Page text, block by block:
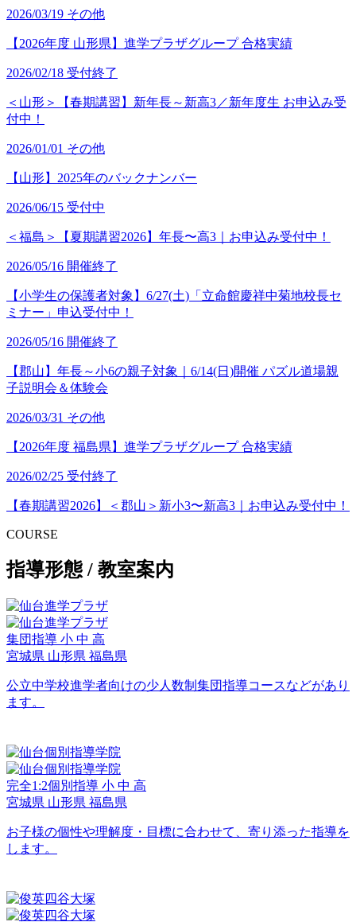
2026/03/19 その他
【2026年度 山形県】進学プラザグループ 合格実績
2026/02/18 受付終了
＜山形＞【春期講習】新年長～新高3／新年度生 お申込み受
付中！
2026/01/01 その他
【山形】2025年のバックナンバー
2026/06/15 受付中
＜福島＞【夏期講習2026】年長〜高3｜お申込み受付中！
2026/05/16 開催終了
【小学生の保護者対象】6/27(土)「立命館慶祥中菊地校長セ
ミナー」申込受付中！
2026/05/16 開催終了
【郡山】年長～小6の親子対象｜6/14(日)開催 パズル道場親
子説明会＆体験会
2026/03/31 その他
【2026年度 福島県】進学プラザグループ 合格実績
2026/02/25 受付終了
【春期講習2026】＜郡山＞新小3〜新高3｜お申込み受付中！
COURSE
指導形態 / 教室案内
集団指導 小 中 高
宮城県 山形県 福島県
公立中学校進学者向けの少人数制集団指導コースなどがあり
ます。
完全1:2個別指導 小 中 高
宮城県 山形県 福島県
お子様の個性や理解度・目標に合わせて、寄り添った指導を
します。